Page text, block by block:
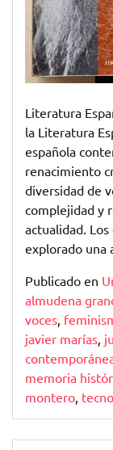
Literatura
la Literatura
española
renacimiento
diversidad de
complejidad y
actualidad.
explorado una
Publicado en
almudena
voces
javier marías
memoria
montero